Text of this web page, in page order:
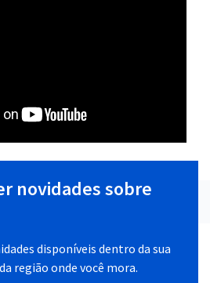
novidades sobre
disponíveis dentro da sua
região onde você mora.